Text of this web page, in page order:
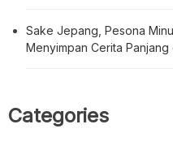
Sake Jepang, Pesona
Menyimpan Cerita
Categories